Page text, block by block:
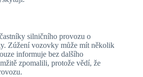
silničního provozu o
Zúžení vozovky může mít několik
informuje bez dalšího
zpomalili, protože vědí, že